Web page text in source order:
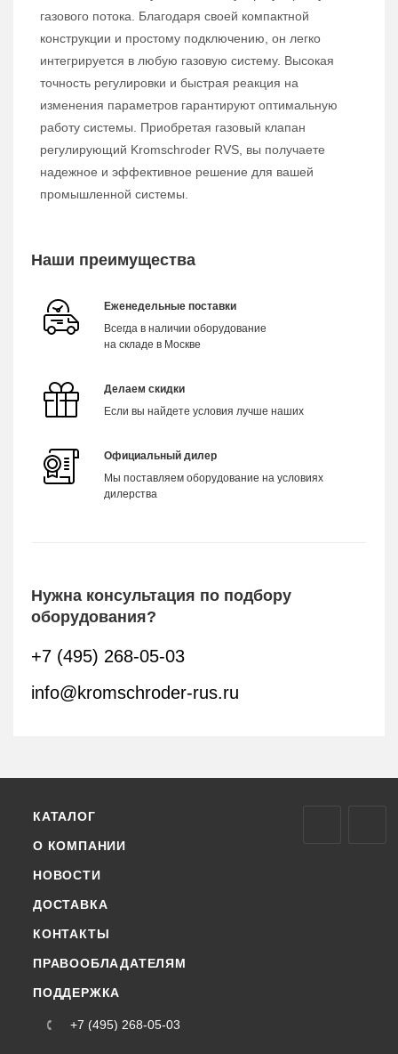
газового потока. Благодаря своей компактной
конструкции и простому подключению, он легко
интегрируется в любую газовую систему. Высокая
точность регулировки и быстрая реакция на
изменения параметров гарантируют оптимальную
работу системы. Приобретая газовый клапан
регулирующий Kromschroder RVS, вы получаете
надежное и эффективное решение для вашей
промышленной системы.
Наши преимущества
Еженедельные поставки
Всегда в наличии оборудование
на складе в Москве
Делаем скидки
Если вы найдете условия лучше наших
Официальный дилер
Мы поставляем оборудование на условиях
дилерства
Нужна консультация по подбору
оборудования?
+7 (495) 268-05-03
info@kromschroder-rus.ru
КАТАЛОГ
О КОМПАНИИ
НОВОСТИ
ДОСТАВКА
КОНТАКТЫ
ПРАВООБЛАДАТЕЛЯМ
ПОДДЕРЖКА
+7 (495) 268-05-03